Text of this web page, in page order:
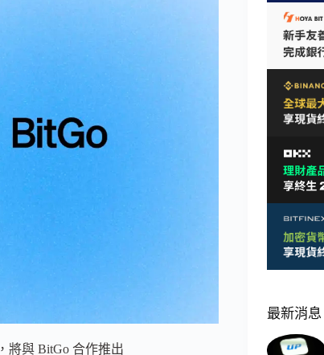
將與 BitGo 合作推出
最新消息